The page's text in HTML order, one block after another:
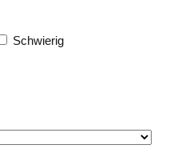
Schwierig